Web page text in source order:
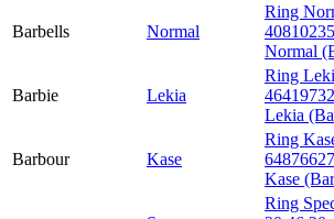
Barbells Normal
Ring
40810235
Normal
Barbie Lekia
Ring
46419732
Lekia
Barbour Kase
Ring
64876627
Kase
Ring